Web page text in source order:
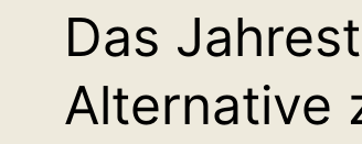
Das
Alternative